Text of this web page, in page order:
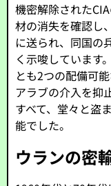
機密解除された
材の消失を確認し
に送られ、同国の
く示唆しています
とも2つの配備可
アラブの介入を抑
すべて、堂々と盗
能でした。
ウランの密